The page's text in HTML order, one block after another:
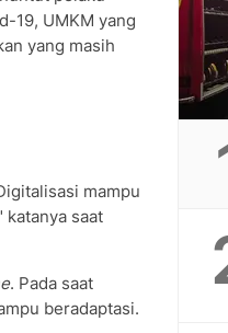
19, UMKM yang
yang masih
mampu
saat
. Pada saat
beradaptasi.